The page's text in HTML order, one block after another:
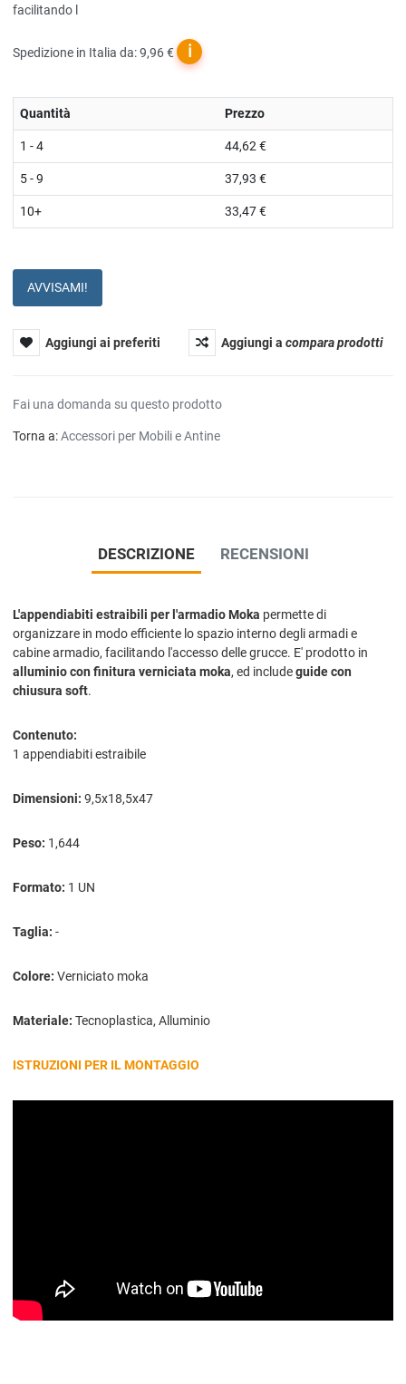
facilitando l
Spedizione in Italia da: 9,96 € ℹ
Quantità Prezzo
1 - 4 44,62 €
5 - 9 37,93 €
10+ 33,47 €
AVVISAMI!
Aggiungi ai preferiti Aggiungi acompara prodotti
Fai una domanda su questo prodotto
Torna a:Accessori per Mobili e Antine
DESCRIZIONE RECENSIONI
L'appendiabiti estraibili per l'armadio Moka permette di
organizzare in modo efficiente lo spazio interno degli armadi e
cabine armadio, facilitando l'accesso delle grucce. E' prodotto in
alluminio con finitura verniciata moka, ed includeguide con
chiusura soft.
Contenuto:
1 appendiabiti estraibile
Dimensioni: 9,5x18,5x47
Peso: 1,644
Formato: 1 UN
Taglia: -
Colore: Verniciato moka
Materiale: Tecnoplastica, Alluminio
ISTRUZIONI PER IL MONTAGGIO